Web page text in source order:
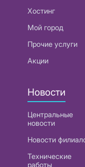
Хостинг
Мой город
Прочие услуги
Акции
Новости
Центральные
новости
Новости
Технические
работы